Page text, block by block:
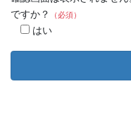
ですか？
（必須）
はい